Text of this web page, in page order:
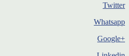
Twitter
Whatsapp
+Google